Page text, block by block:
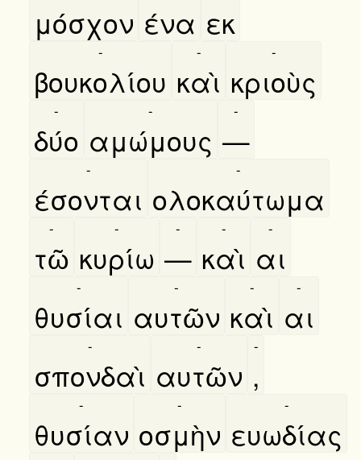
μόσχον ένα εκ
βουκολίου
-
καὶ
-
κριοὺς
-
δύο
-
αμώμους
-
—
-
έσονται
-
ολοκαύτωμα
-
τῶ
-
κυρίω
-
—
-
καὶ
-
αι
-
θυσίαι
-
αυτῶν
-
καὶ
-
αι
-
σπονδαὶ
-
αυτῶν
-
,
-
θυσίαν
-
οσμὴν
-
ευωδίας
-